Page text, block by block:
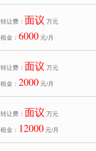
转让费： 面议 万元
租金： 6000 元/月
转让费： 面议 万元
租金： 2000 元/月
转让费： 面议 万元
租金： 12000 元/月